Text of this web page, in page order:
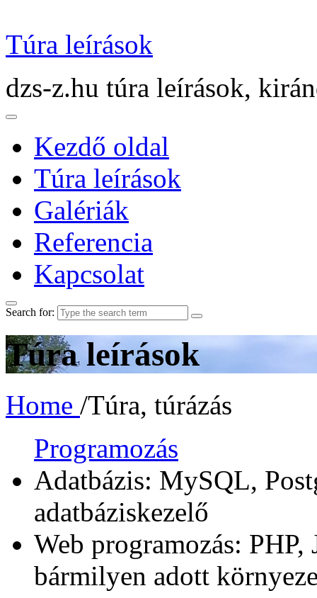
Túra leírások
dzs-z.hu túra leírások,
Kezdő oldal
Túra leírások
Galériák
Referencia
Kapcsolat
Search for:
Túra leírások
Home /Túra, túrázás
Programozás
Adatbázis: MySQL,
adatbáziskezelő
Web programozás:
bármilyen adott